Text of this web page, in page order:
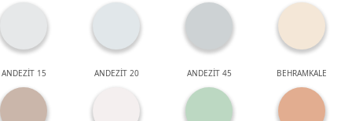
ANDEZİT 15 ANDEZİT 20 ANDEZİT 45 BEHRAMKALE